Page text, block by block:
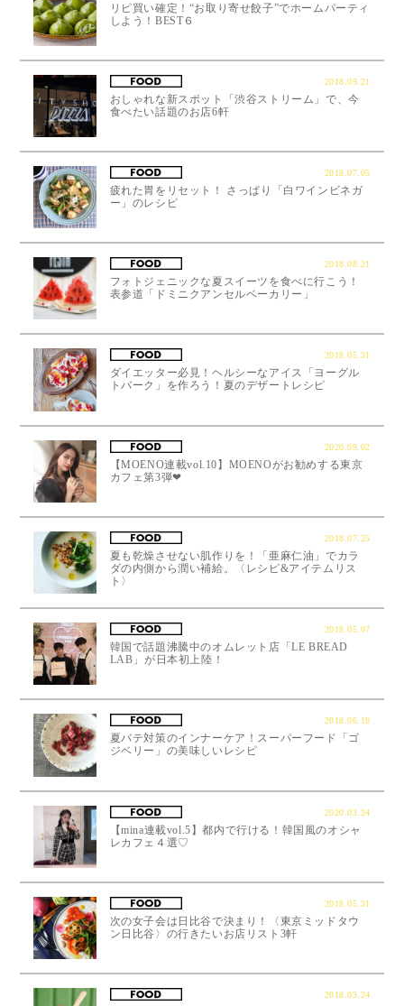
リピ買い確定！“お取り寄せ餃子”でホームパーティ
しよう！BEST６
2018.09.21
おしゃれな新スポット「渋谷ストリーム」で、今
食べたい話題のお店6軒
2018.07.05
疲れた胃をリセット！ さっぱり「白ワインビネガ
ー」のレシピ
2018.08.21
フォトジェニックな夏スイーツを食べに行こう！
表参道「ドミニクアンセルベーカリー」
2018.05.31
ダイエッター必見！ヘルシーなアイス「ヨーグル
トバーク」を作ろう！夏のデザートレシピ
2020.09.02
【MOENO連載vol.10】MOENOがお勧めする東京
カフェ第3弾❤︎
2018.07.25
夏も乾燥させない肌作りを！「亜麻仁油」でカラ
ダの内側から潤い補給。〈レシピ&アイテムリス
ト〉
2018.05.07
韓国で話題沸騰中のオムレット店「LE BREAD
LAB」が日本初上陸！
2018.06.18
夏バテ対策のインナーケア！スーパーフード「ゴ
ジベリー」の美味しいレシピ
2020.03.24
【mina連載vol.5】都内で行ける！韓国風のオシャ
レカフェ４選♡
2018.05.31
次の女子会は日比谷で決まり！〈東京ミッドタウ
ン日比谷〉の行きたいお店リスト3軒
2018.03.24